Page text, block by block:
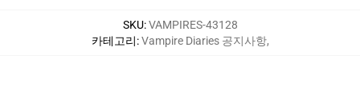
SKU:VAMPIRES-43128
카테고리:Vampire Diaries 공지사항,